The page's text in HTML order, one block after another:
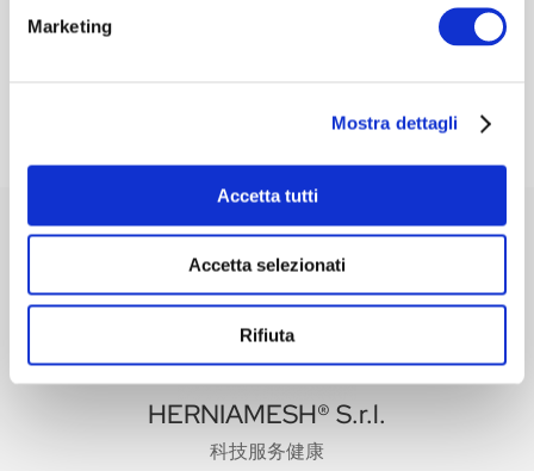
Marketing
Mostra dettagli
Accetta tutti
Accetta selezionati
Rifiuta
R 目标
HERNIAMESH® S.r.l.
科技服务健康